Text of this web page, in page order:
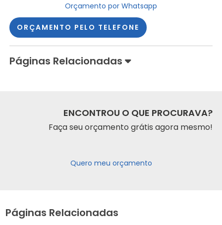
Orçamento por Whatsapp
ORÇAMENTO PELO TELEFONE
Páginas Relacionadas
ENCONTROU O QUE PROCURAVA?
Faça seu orçamento grátis agora mesmo!
Quero meu orçamento
Páginas Relacionadas